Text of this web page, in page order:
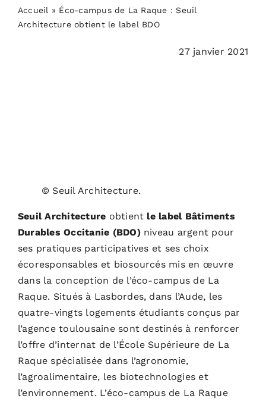
Accueil » Éco-campus de La Raque : Seuil
Architecture obtient le label BDO
27 janvier 2021
© Seuil Architecture.
Seuil Architecture obtient le label Bâtiments
Durables Occitanie (BDO)niveau argent pour
ses pratiques participatives et ses choix
écoresponsables et biosourcés mis en œuvre
dans la conception de l’éco-campus de La
Raque. Situés à Lasbordes, dans l’Aude, les
quatre-vingts logements étudiants conçus par
l’agence toulousaine sont destinés à renforcer
l’offre d’internat de l’École Supérieure de La
Raque spécialisée dans l’agronomie,
l’agroalimentaire, les biotechnologies et
l’environnement. L’éco-campus de La Raque
PODCASTS